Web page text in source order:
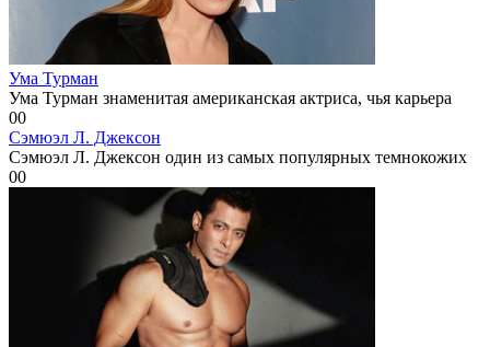
Ума Турман
Ума Турман знаменитая американская актриса, чья карьера
00
Сэмюэл Л. Джексон
Сэмюэл Л. Джексон один из самых популярных темнокожих
00